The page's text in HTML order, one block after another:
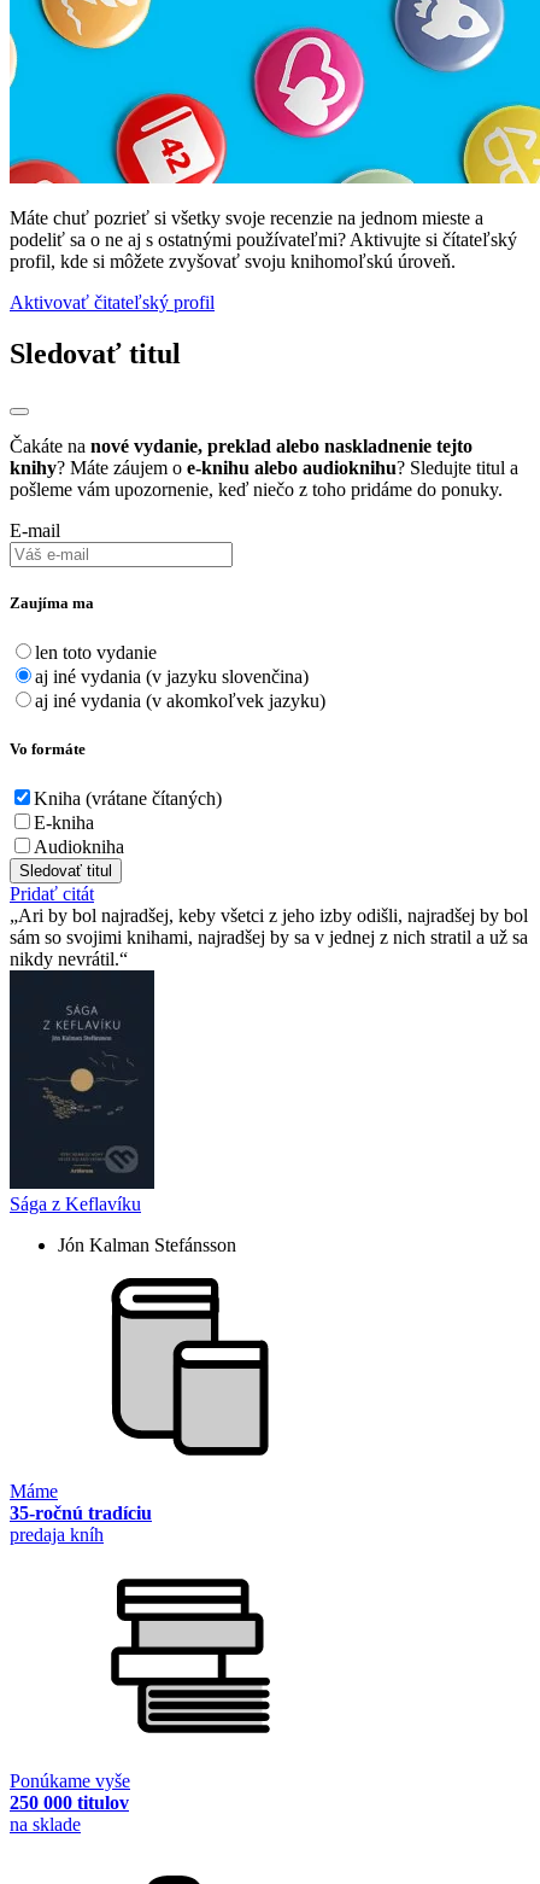
Máte chuť pozrieť si všetky svoje recenzie na jednom mieste a
podeliť sa o ne aj s ostatnými používateľmi? Aktivujte si čítateľský
profil, kde si môžete zvyšovať svoju knihomoľskú úroveň.
Aktivovať čitateľský profil
Sledovať titul
Čakáte na nové vydanie, preklad alebo naskladnenie tejto
knihy? Máte záujem o e-knihu alebo audioknihu? Sledujte titul a
pošleme vám upozornenie, keď niečo z toho pridáme do ponuky.
E-mail
Zaujíma ma
len toto vydanie
aj iné vydania (v jazyku slovenčina)
aj iné vydania (v akomkoľvek jazyku)
Vo formáte
Kniha (vrátane čítaných)
E-kniha
Audiokniha
Sledovať titul
Pridať citát
Ari by bol najradšej, keby všetci z jeho izby odišli, najradšej by bol
sám so svojimi knihami, najradšej by sa v jednej z nich stratil a už sa
nikdy nevrátil.
Sága z Keflavíku
Jón Kalman Stefánsson
Máme
35-ročnú tradíciu
predaja kníh
Ponúkame vyše
250 000 titulov
na sklade